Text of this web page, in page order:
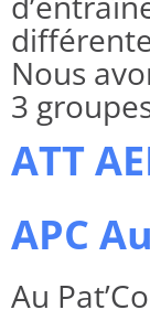
Nous
3
ATT
APC
Au